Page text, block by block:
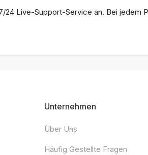
Live-Support-Service an. Bei jedem
Unternehmen
Über Uns
Häufig Gestellte Fragen